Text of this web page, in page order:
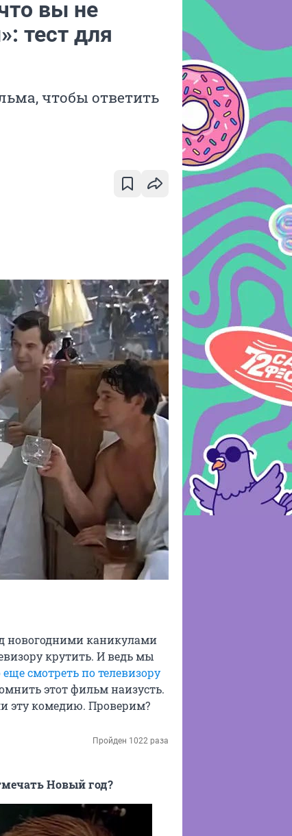
вы не
тест для
чтобы ответить
новогодними каникулами
крутить. И ведь мы
еще смотреть по телевизору
этот фильм наизусть.
эту комедию. Проверим?
Пройден 1022 раза
Новый год?